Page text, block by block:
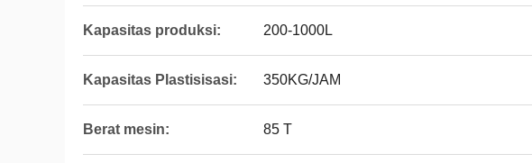
Kapasitas produksi: 200-1000L
Kapasitas Plastisisasi: 350KG/JAM
Berat mesin: 85 T